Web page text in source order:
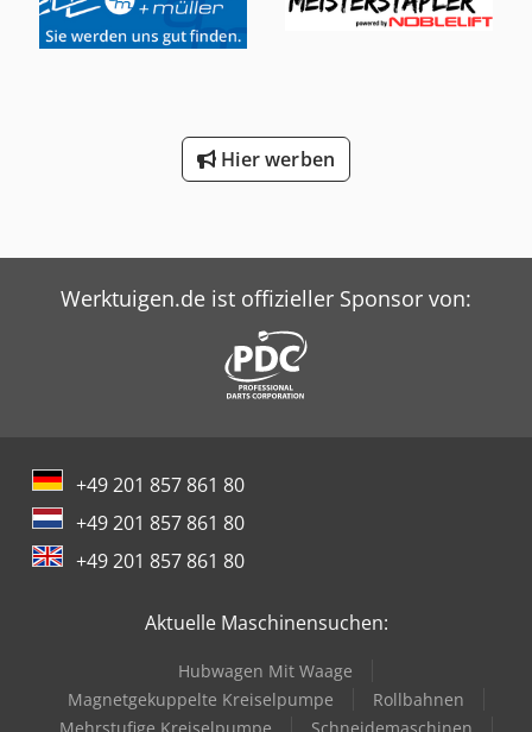
Hier werben
Werktuigen.de ist offizieller Sponsor von:
+49 201 857 861 80
+49 201 857 861 80
+49 201 857 861 80
Aktuelle Maschinensuchen:
Hubwagen Mit Waage
Magnetgekuppelte Kreiselpumpe
Rollbahnen